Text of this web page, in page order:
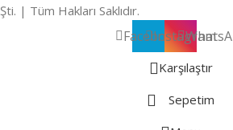
Şti. | Tüm Hakları Saklıdır.
FacebookInstagram
Karşılaştır
Sepetim